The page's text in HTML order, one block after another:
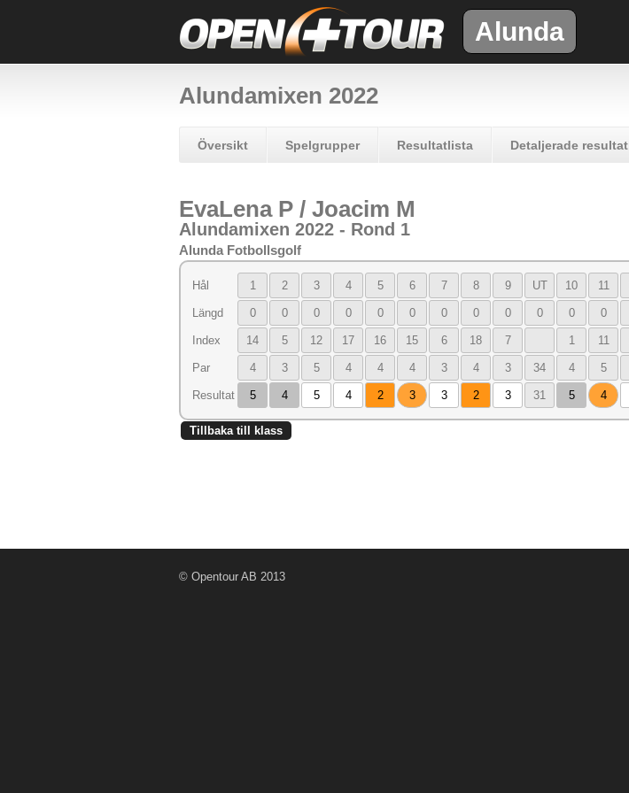
Alunda
Alundamixen 2022
Översikt Spelgrupper Resultatlista Detaljerade resultat
EvaLena P / Joacim M
Alundamixen 2022 - Rond 1
Alunda Fotbollsgolf
Hål 1 2 3 4 5 6 7 8 9 UT 10 11
Längd 0 0 0 0 0 0 0 0 0 0 0 0
Index 14 5 12 17 16 15 6 18 7 1 11
Par 4 3 5 4 4 4 3 4 3 34 4 5
Resultat 5 4 5 4 2 3 3 2 3 31 5 4
Tillbaka till klass
© Opentour AB 2013